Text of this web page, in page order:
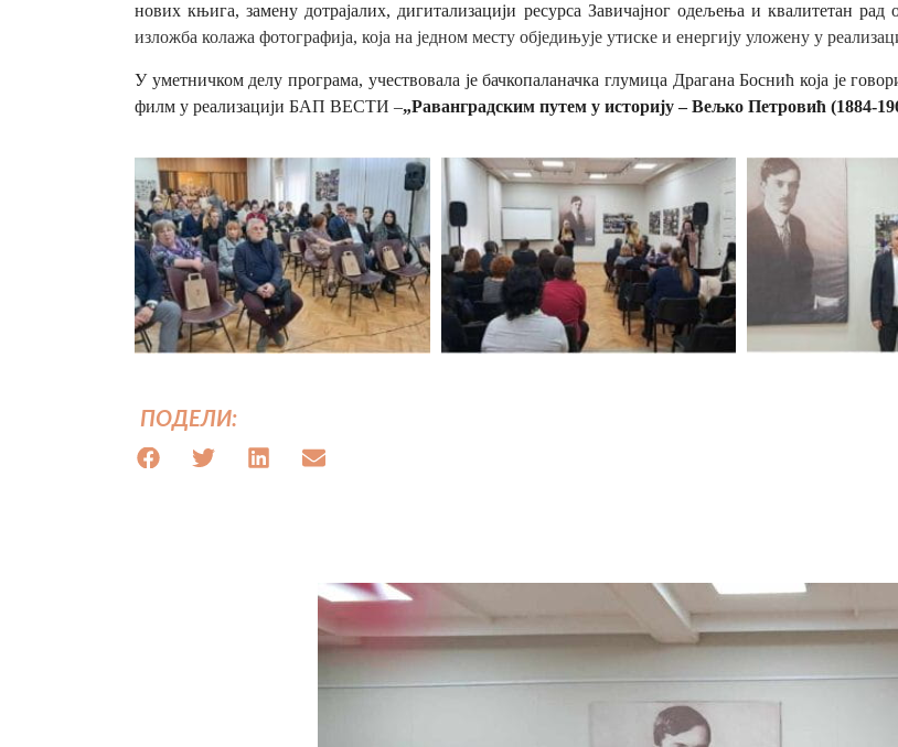
нових књига, замену дотрајалих, дигитализацији ресурса Завичајног одељења и квалитетан
изложба колажа фотографија, која на једном месту обједињује утиске и енергију уложену у
У уметничком делу програма, учествовала је бачкопаланачка глумица Драгана Боснић која је
филм у реализацији БАП ВЕСТИ –„Раванградским путем у историју – Вељко Петровић (1884-
ПОДЕЛИ: